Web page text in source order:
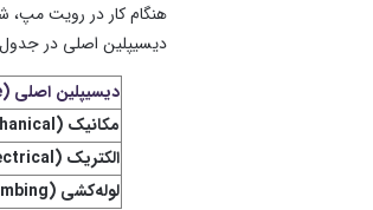
هنگام کار در رویت مپ،
دیسیپلین اصلی در
دیسیپلین اصلی (Discipline)
مکانیک (Mechanical)
الکتریک (Electrical)
لوله‌کشی (Plumbing)